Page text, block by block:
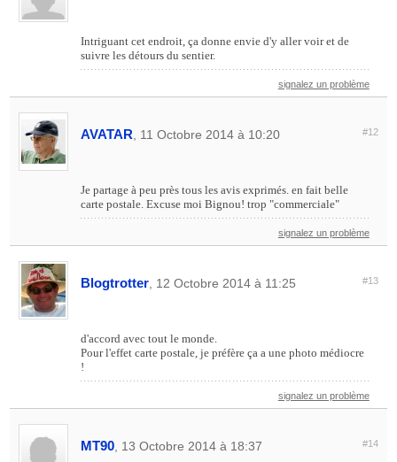
Intriguant cet endroit, ça donne envie d'y aller voir et de
suivre les détours du sentier.
signalez un problème
AVATAR , 11 Octobre 2014 à 10:20 #12
Je partage à peu près tous les avis exprimés. en fait belle
carte postale. Excuse moi Bignou! trop "commerciale"
signalez un problème
Blogtrotter , 12 Octobre 2014 à 11:25 #13
d'accord avec tout le monde.
Pour l'effet carte postale, je préfère ça a une photo médiocre
!
signalez un problème
MT90 , 13 Octobre 2014 à 18:37 #14